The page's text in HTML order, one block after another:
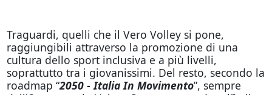
Traguardi, quelli che il Vero Volley si pone,
raggiungibili attraverso la promozione di una
cultura dello sport inclusiva e a più livelli,
soprattutto tra i giovanissimi. Del resto, secondo la
roadmap “2050 - Italia In Movimento”, sempre